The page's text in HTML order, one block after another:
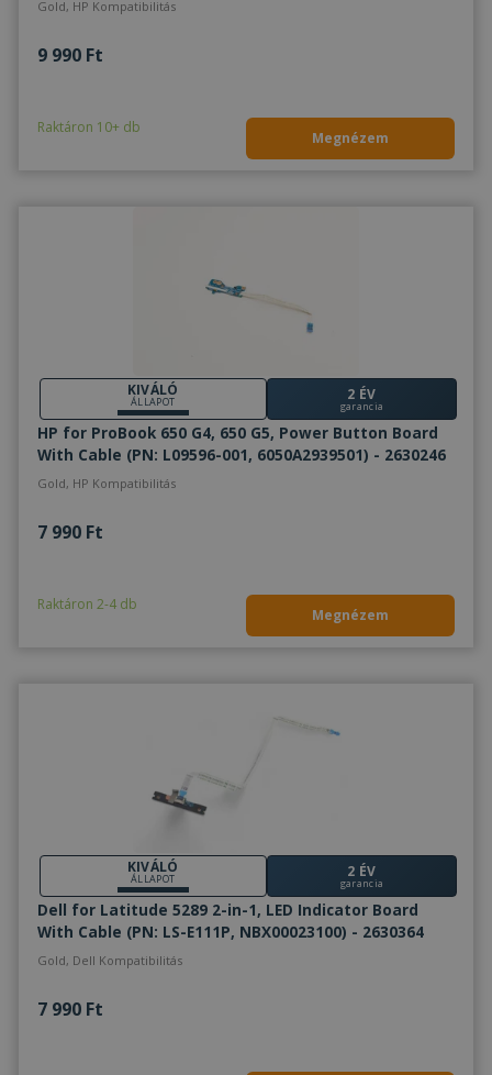
Gold, HP Kompatibilitás
9 990 Ft
Raktáron 10+ db
Megnézem
KIVÁLÓ
ÁLLAPOT 2 ÉV
garancia
HP for ProBook 650 G4, 650 G5, Power Button Board
With Cable (PN: L09596-001, 6050A2939501) - 2630246
Gold, HP Kompatibilitás
7 990 Ft
Raktáron 2-4 db
Megnézem
KIVÁLÓ
ÁLLAPOT 2 ÉV
garancia
Dell for Latitude 5289 2-in-1, LED Indicator Board
With Cable (PN: LS-E111P, NBX00023100) - 2630364
Gold, Dell Kompatibilitás
7 990 Ft